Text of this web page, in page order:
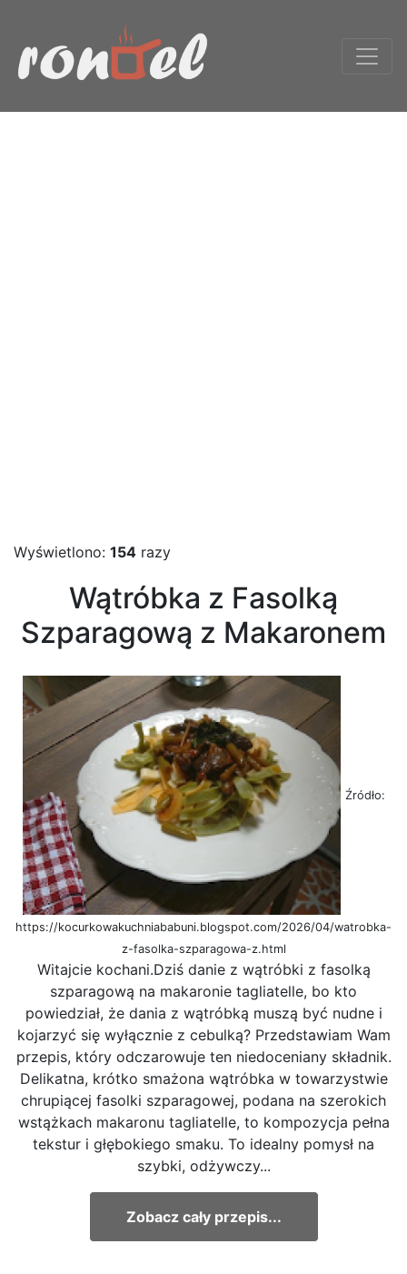
Wyświetlono: 154 razy
Wątróbka z Fasolką
Szparagową z Makaronem
Źródło:
https://kocurkowakuchniababuni.blogspot.com/2026/04/watrobka-
z-fasolka-szparagowa-z.html
Witajcie kochani.Dziś danie z wątróbki z fasolką
szparagową na makaronie tagliatelle, bo kto
powiedział, że dania z wątróbką muszą być nudne i
kojarzyć się wyłącznie z cebulką? Przedstawiam Wam
przepis, który odczarowuje ten niedoceniany składnik.
Delikatna, krótko smażona wątróbka w towarzystwie
chrupiącej fasolki szparagowej, podana na szerokich
wstążkach makaronu tagliatelle, to kompozycja pełna
tekstur i głębokiego smaku. To idealny pomysł na
szybki, odżywczy...
Zobacz cały przepis...